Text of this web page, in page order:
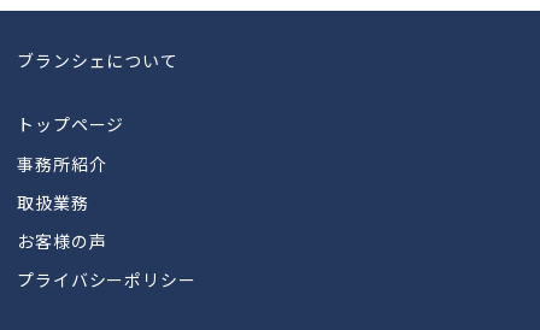
ブランシェについて
トップページ
事務所紹介
取扱業務
お客様の声
プライバシーポリシー